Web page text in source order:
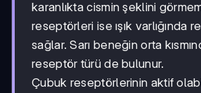
karanlıkta cismin şeklini
reseptörleri ise ışık varlığında
sağlar. Sarı beneğin orta
reseptör türü de bulunur.
Çubuk reseptörlerinin aktif